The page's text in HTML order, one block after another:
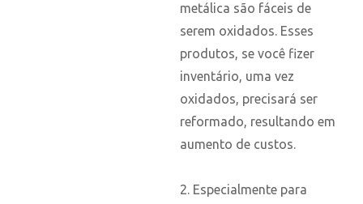
metálica são fáceis de
serem oxidados. Esses
produtos, se você fizer
inventário, uma vez
oxidados, precisará ser
reformado, resultando em
aumento de custos.
2. Especialmente para